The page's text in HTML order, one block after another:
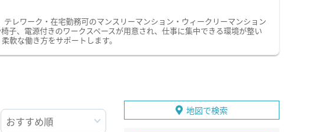
レワーク・在宅勤務可のマンスリーマンション・ウィークリーマンション
子、電源付きのワークスペースが用意され、仕事に集中できる環境が整い
軟な働き方をサポートします。
地図で検索